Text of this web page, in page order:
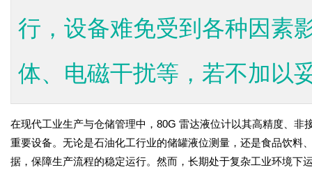
行，设备难免受到各种因素
体、电磁干扰等，若不加以
在现代工业生产与仓储管理中，80G 雷达液位计以其高精度、
重要设备。无论是石油化工行业的储罐液位测量，还是食品饮料
据，保障生产流程的稳定运行。然而，长期处于复杂工业环境下